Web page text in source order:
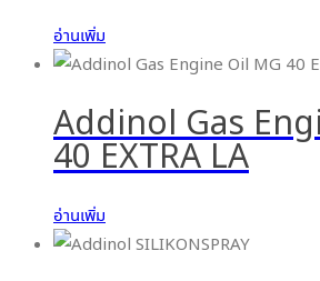
อ่านเพิ่ม
Addinol Gas
40 EXTRA LA
อ่านเพิ่ม